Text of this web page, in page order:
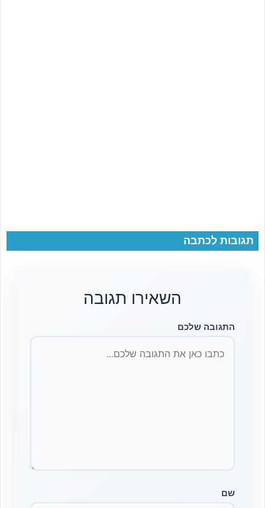
תגובות לכתבה
השאירו תגובה
התגובה שלכם
שם